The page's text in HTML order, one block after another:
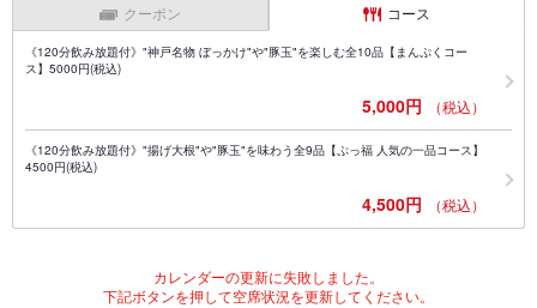
クーポン コース
《120分飲み放題付》"神戸名物 ぼっかけ"や"豚玉"を楽しむ全10品【まんぷくコー
ス】5000円(税込)
5,000円 （税込）
《120分飲み放題付》"揚げ大根"や"豚玉"を味わう全9品【ぷっ福 人気の一品コース】
4500円(税込)
4,500円 （税込）
カレンダーの更新に失敗しました。
下記ボタンを押して空席状況を更新してください。